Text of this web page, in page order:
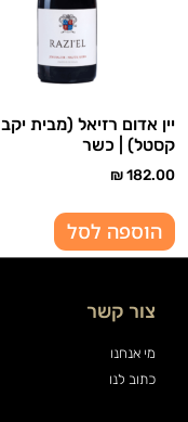
יין אדום רזיאל (מבית יקב
קסטל) | כשר
₪182.00
הוספה לסל
צור קשר
מי אנחנו
כתוב לנו